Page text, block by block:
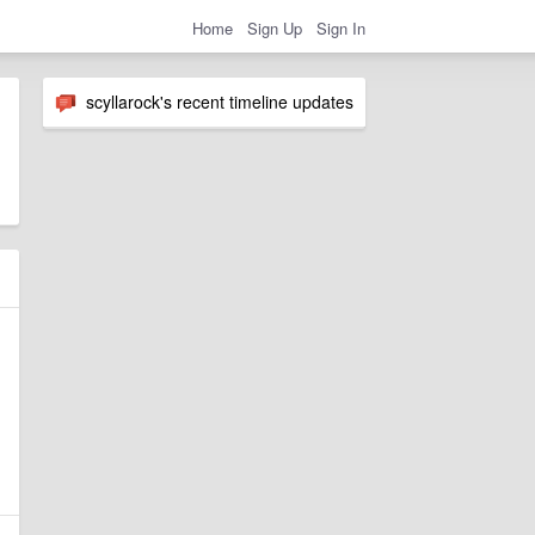
Home Sign Up Sign In
scyllarock's recent timeline updates